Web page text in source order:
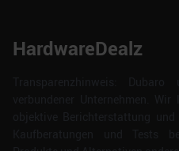
HardwareDealz